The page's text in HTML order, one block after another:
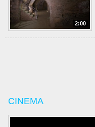
2:00
CINEMA